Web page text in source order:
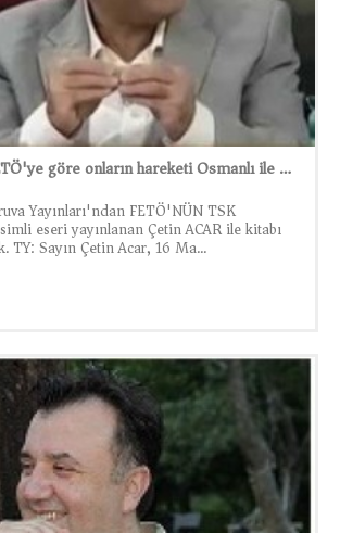
Çetin ACAR: FETÖ'ye göre onların hareketi Osmanlı ile bile kıyaslanamazdı
Yayınları'ndan FETÖ'NÜN TSK
eseri yayınlanan Çetin ACAR ile kitabı
TY: Sayın Çetin Acar, 16 Ma...